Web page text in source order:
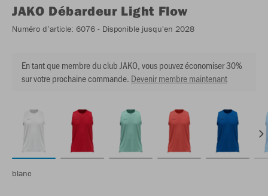
JAKO Débardeur Light Flow
Numéro d’article: 6076 - Disponible jusqu'en 2028
En tant que membre du club JAKO, vous pouvez économiser 30%
sur votre prochaine commande. Devenir membre maintenant
blanc